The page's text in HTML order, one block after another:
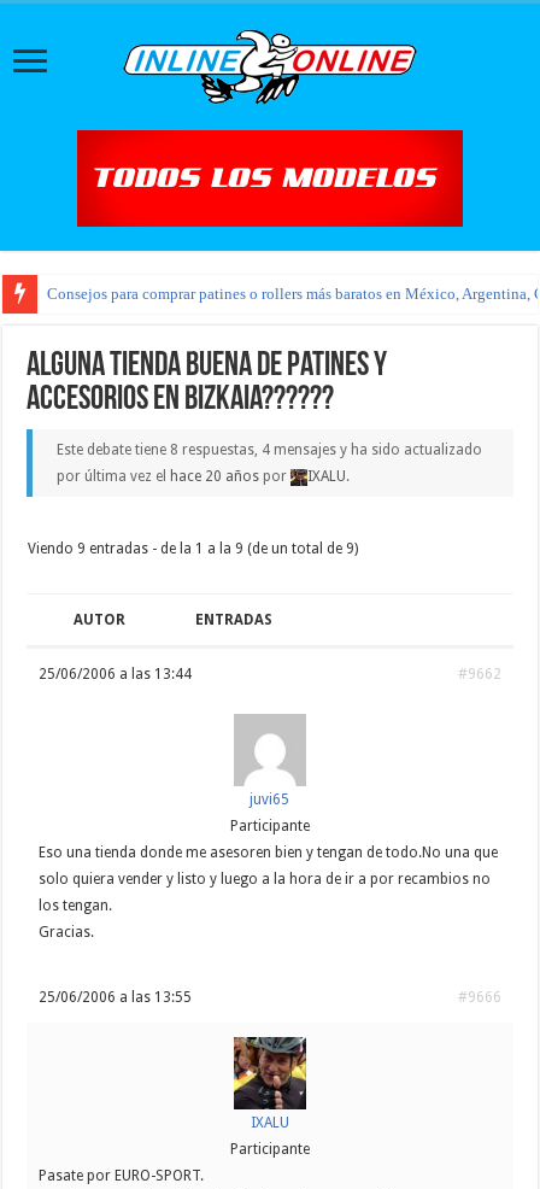
Consejos para comprar patines o rollers más baratos en México, Argentina,
Alguna tienda buena de patines y
accesorios en Bizkaia??????
Este debate tiene 8 respuestas, 4 mensajes y ha sido actualizado
por última vez el hace 20 añospor IXALU.
Viendo 9 entradas - de la 1 a la 9 (de un total de 9)
AUTOR ENTRADAS
25/06/2006 a las 13:44 #9662
juvi65
Participante
Eso una tienda donde me asesoren bien y tengan de todo.No una que
solo quiera vender y listo y luego a la hora de ir a por recambios no
los tengan.
Gracias.
25/06/2006 a las 13:55 #9666
IXALU
Participante
Pasate por EURO-SPORT.